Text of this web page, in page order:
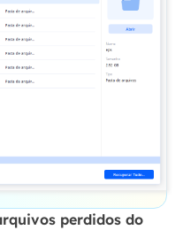
perdidos do